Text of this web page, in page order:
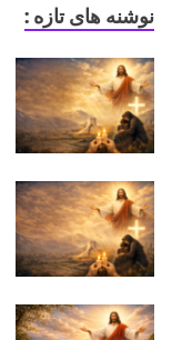
نوشنه های تازه :